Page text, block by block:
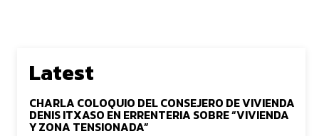
Latest
CHARLA COLOQUIO DEL CONSEJERO DE VIVIENDA
DENIS ITXASO EN ERRENTERIA SOBRE “VIVIENDA
Y ZONA TENSIONADA”